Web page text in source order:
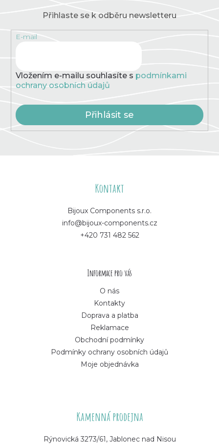
Přihlaste se k odběru newsletteru
E-mail
Vložením e-mailu souhlasíte s podmínkami
ochrany osobních údajů
Přihlásit se
Kontakt
Bijoux Components s.r.o.
info@bijoux-components.cz
+420 731 482 562
Informace pro vás
O nás
Kontakty
Doprava a platba
Reklamace
Obchodní podmínky
Podmínky ochrany osobních údajů
Moje objednávka
Kamenná prodejna
Rýnovická 3273/61, Jablonec nad Nisou